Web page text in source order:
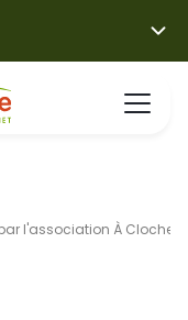
l'association À Cloche